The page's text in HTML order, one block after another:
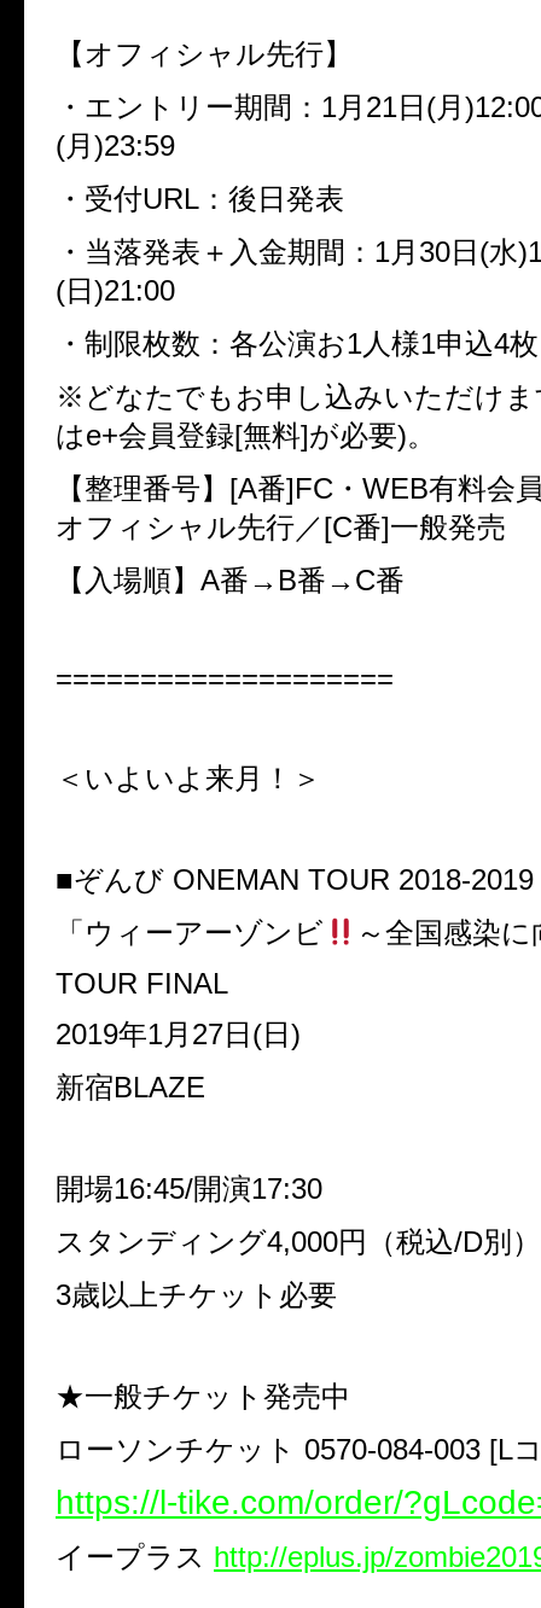
【オフィシャル先行】
・エントリー期間：1月21日(月
(月)23:59
・受付URL：後日発表
・当落発表＋入金期間：1月30日(水
(日)21:00
・制限枚数：各公演お1人様1申込4枚
※どなたでもお申し込みいただけま
はe+会員登録[無料]が必要)。
【整理番号】[A番]FC・WEB有料会
オフィシャル先行／[C番]一般発売
【入場順】A番→B番→C番
====================
＜いよいよ来月！＞
■ぞんび ONEMAN TOUR 2018-2019
「ウィーアーゾンビ
～全国感染
TOUR FINAL
2019年1月27日(日)
新宿BLAZE
開場16:45/開演17:30
スタンディング4,000円（税込/D別）
3歳以上チケット必要
★一般チケット発売中
ローソンチケット 0570-084-003 [L
https://l-tike.com/order/
イープラス http://eplus.jp/